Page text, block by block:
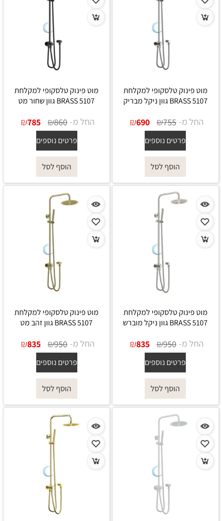
מוט פינוק טלסקופי למקלחת
5107 BRASS גוון ניקל מבריק
החל מ- ₪755
₪690
פרטים נוספים
הוסף לסל
מוט פינוק טלסקופי למקלחת
5107 BRASS גוון שחור מט
החל מ- ₪860
₪785
פרטים נוספים
הוסף לסל
מוט פינוק טלסקופי למקלחת
5107 BRASS גוון ניקל מוברש
החל מ- ₪950
₪835
פרטים נוספים
הוסף לסל
מוט פינוק טלסקופי למקלחת
5107 BRASS גוון זהב מט
החל מ- ₪950
₪835
פרטים נוספים
הוסף לסל